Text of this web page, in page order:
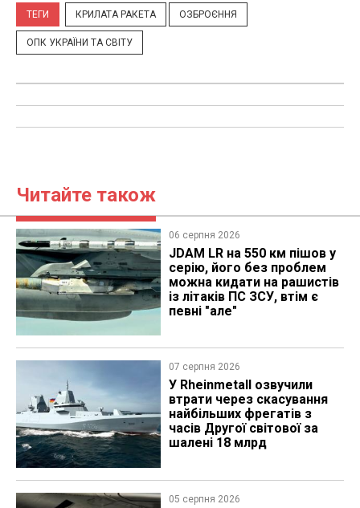
ТЕГИ КРИЛАТА РАКЕТА ОЗБРОЄННЯ
ОПК УКРАЇНИ ТА СВІТУ
Читайте також
06 серпня 2026
JDAM LR на 550 км пішов у
серію, його без проблем
можна кидати на рашистів
із літаків ПС ЗСУ, втім є
певні "але"
07 серпня 2026
У Rheinmetall озвучили
втрати через скасування
найбільших фрегатів з
часів Другої світової за
шалені 18 млрд
05 серпня 2026